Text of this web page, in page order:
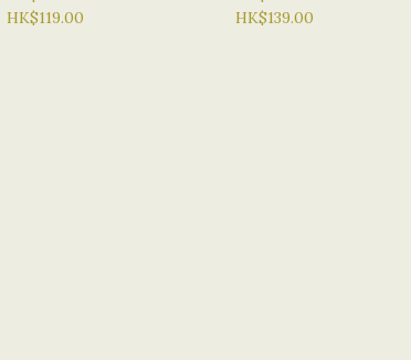
HK$119.00
膜NEVILLE 抗敏面膜
HK$139.00